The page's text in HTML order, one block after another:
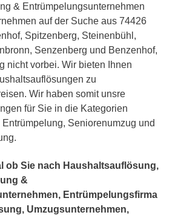
& Entrümpelungsunternehmen
auf der Suche aus 74426
Spitzenberg, Steinenbühl,
Senzenberg und Benzenhof,
nicht vorbei. Wir bieten Ihnen
zu
Wir haben somit unsre
für Sie in die Kategorien
Seniorenumzug und
ob Sie nach Haushaltsauflösung,
&
Entrümpelungsfirma
Umzugsunternehmen,